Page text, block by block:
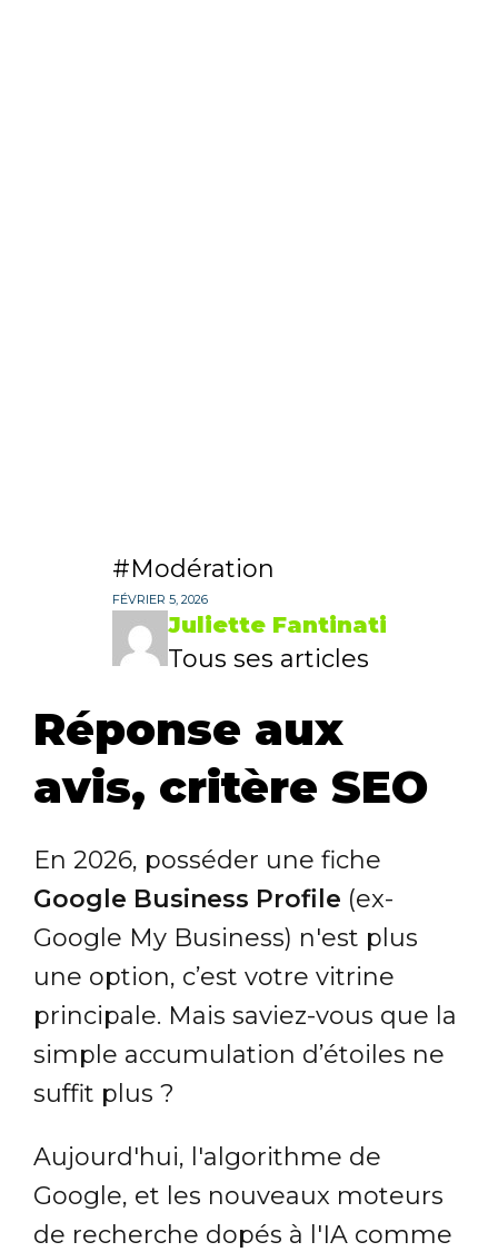
Modération
FÉVRIER 5, 2026
Juliette Fantinati
Tous ses articles
Réponse aux
avis, critère SEO
En 2026, posséder une fiche
Google Business Profile (ex-
Google My Business) n'est plus
une option, c’est votre vitrine
principale. Mais saviez-vous que la
simple accumulation d’étoiles ne
suffit plus ?
Aujourd'hui, l'algorithme de
Google, et les nouveaux moteurs
de recherche dopés à l'IA comme